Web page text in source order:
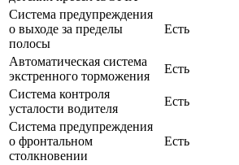
Система предупреждения
о выходе за пределы
полосы
Есть
Автоматическая система
экстренного торможения
Есть
Система контроля
усталости водителя
Есть
Система предупреждения
о фронтальном
столкновении
Есть